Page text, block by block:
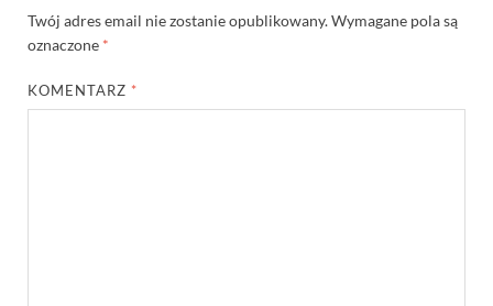
Twój adres email nie zostanie opublikowany.Wymagane pola są
oznaczone *
KOMENTARZ *